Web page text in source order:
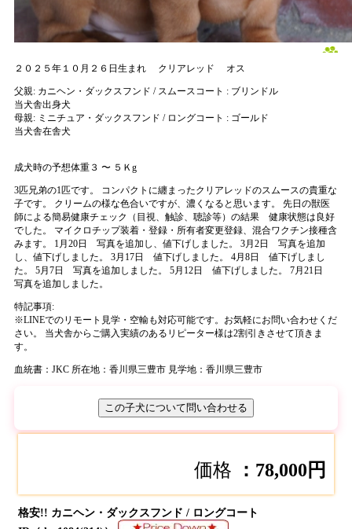
２０２５年１０月２６日生まれ クリアレッド オス
父親: カニヘン・ダックスフンド / スムースコート : ブリンドル
当犬舎出身犬
母親: ミニチュア・ダックスフンド / ロングコート : ゴールド
当犬舎在舎犬
成犬時の予想体重３ 〜 ５Ｋg
3匹兄弟の1匹です。 コンパクトに纏まったクリアレッドのスムースの貴重な
子です。 クリームの様な色合いですが、濃くなると思います。 先日の獣医
師による簡易健康チェック（目視、触診、聴診等）の結果 健康状態は良好
でした。 マイクロチップ装着・登録・所有者変更登録、混合ワクチン接種含
みます。 1月20日 写真を追加し、値下げしました。 3月2日 写真を追加
し、値下げしました。 3月17日 値下げしました。 4月8日 値下げしまし
た。 5月7日 写真を追加しました。 5月12日 値下げしました。 7月21日
写真を追加しました。
特記事項:
※LINEでのリモート見学・空輸も対応可能です。お気軽にお問い合わせくだ
さい。 当犬舎からご購入実績のあるリピーター様は2割引きさせて頂きま
す。
血統書：JKC 所在地：香川県三豊市 見学地：香川県三豊市
この子犬について問い合わせる
価格 ：78,000円
格安!! カニヘン・ダックスフンド / ロングコート